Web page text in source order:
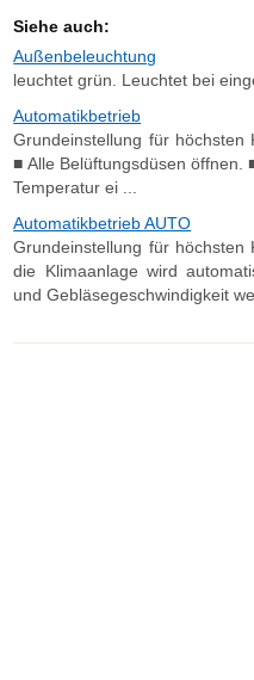
Siehe auch:
Außenbeleuchtung
leuchtet grün. Leuchtet bei
Automatikbetrieb
Grundeinstellung für höchsten
■ Alle Belüftungsdüsen öffnen.
Temperatur ei ...
Automatikbetrieb AUTO
Grundeinstellung für höchsten
die Klimaanlage wird
und Gebläsegeschwindigkeit